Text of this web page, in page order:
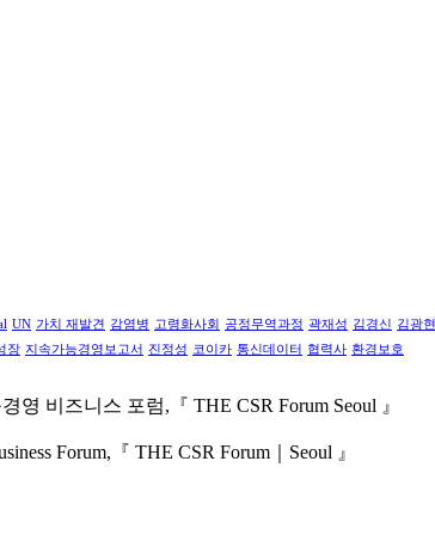
UN 가치 재발견 감염병 고령화사회 공정무역과정 곽재성 김경신 김광현
장 지속가능경영보고서 진정성 코이카 통신데이터 협력사 환경보호
영 비즈니스 포럼, 『 THE CSR Forum Seoul 』
Forum, 『 THE CSR Forum｜Seoul 』